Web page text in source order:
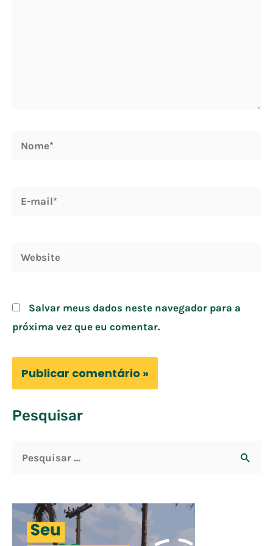
Nome*
Website
Salvar meus dados neste navegador para a
próxima vez que eu comentar.
Pesquisar
q
u